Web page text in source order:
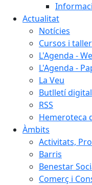
Actualitat
Notícies
Cursos i
L'Agenda -
L'Agenda -
La Veu
Butlletí digital
RSS
Hemeroteca
Àmbits
Activitats,
Barris
Benestar
Comerç i